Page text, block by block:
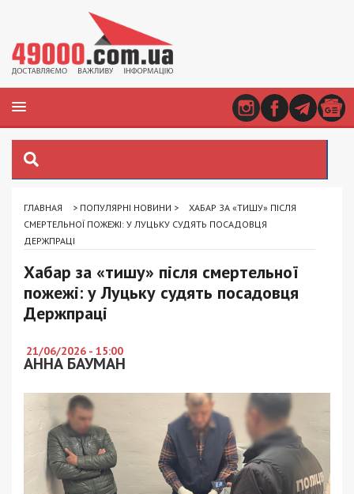
ГЛАВНАЯ > ПОПУЛЯРНІ НОВИНИ >
ХАБАР ЗА «ТИШУ» ПІСЛЯ
СМЕРТЕЛЬНОЇ ПОЖЕЖІ: У ЛУЦЬКУ СУДЯТЬ ПОСАДОВЦЯ
ДЕРЖПРАЦІ
Хабар за «тишу» після смертельної
пожежі: у Луцьку судять посадовця
Держпраці
21/06/2026 - 15:00
АННА БАУМАН